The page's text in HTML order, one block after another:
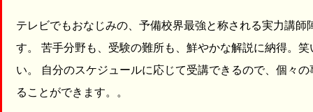
テレビでもおなじみの、予備校界最強と称される実力講
す。 苦手分野も、受験の難所も、鮮やかな解説に納得。
い。 自分のスケジュールに応じて受講できるので、個々
ることができます。。